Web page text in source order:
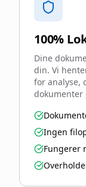
100%
Dine
din. Vi
for analyse,
dokumenter
Ingen
Fungerer